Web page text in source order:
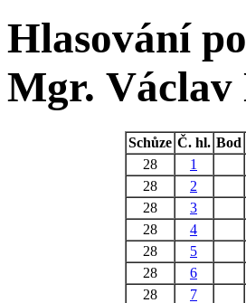
Hlasování
Mgr.
Schůze Č. hl. Bod
28
1
28
2
28
3
28
4
28
5
28
6
28
7